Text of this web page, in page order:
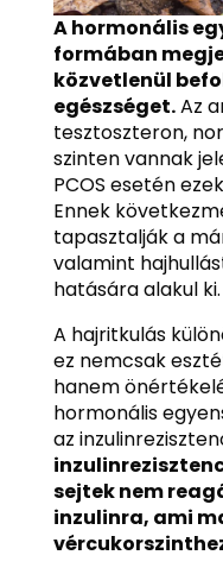
A hormonális
formában
közvetlenül
egészséget.Az
tesztoszteron,
szinten vannak
PCOS esetén
Ennek
tapasztalják a
valamint
hatására alakul ki.
A hajritkulás
ez nemcsak
hanem
hormonális
az
sejtek nem
inzulinra, ami